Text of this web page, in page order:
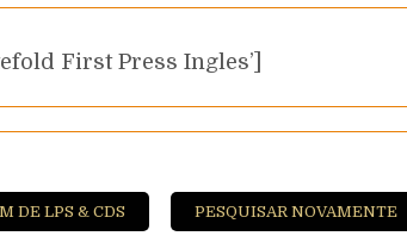
First Press Ingles’]
DE LPS & CDS PESQUISAR NOVAMENTE